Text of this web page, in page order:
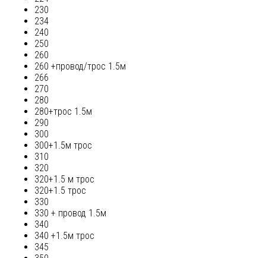
230
234
240
250
260
260 +провод/трос 1.5м
266
270
280
280+трос 1.5м
290
300
300+1.5м трос
310
320
320+1.5 м трос
320+1.5 трос
330
330 + провод 1.5м
340
340 +1.5м трос
345